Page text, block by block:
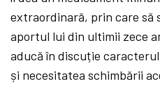
extraordinară, prin care
aportul lui din ultimii zece
aducă în discuție
și necesitatea schimbării